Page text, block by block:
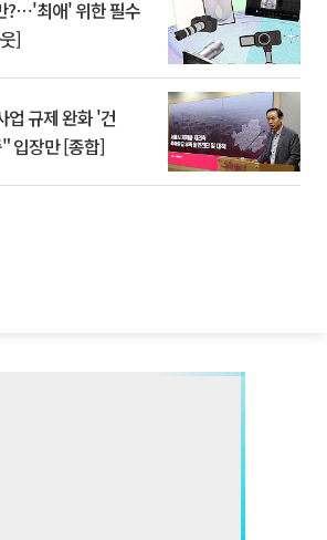
?⋯'최애' 위한 필수
]
업 규제 완화 '건
입장만 [종합]